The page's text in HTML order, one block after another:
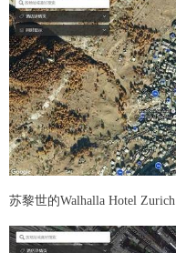
苏黎世的Walhalla Hotel Zurich